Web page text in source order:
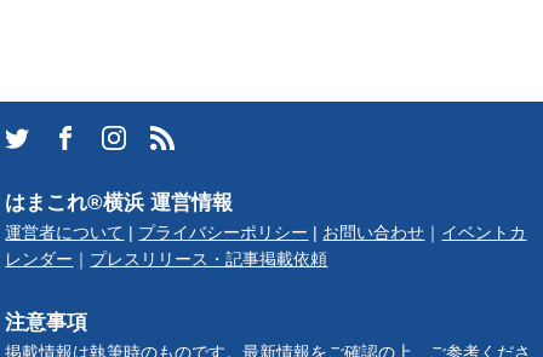
はまこれ®横浜 運営情報
運営者について プライバシーポリシー お問い合わせ
イベントカ
レンダー
プレスリリース・記事掲載依頼
注意事項
掲載情報は執筆時のものです。最新情報をご確認の上、ご参考くださ